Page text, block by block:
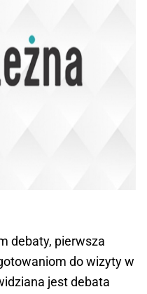
debaty, pierwsza
do wizyty w
jest debata